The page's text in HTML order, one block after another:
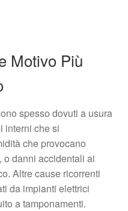
Motivo Più
spesso dovuti a usura
interni che si
che provocano
o danni accidentali ai
Altre cause ricorrenti
da impianti elettrici
a tamponamenti.